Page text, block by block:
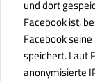
und dort
Facebook ist,
Facebook
speichert. Laut
anonymisierte